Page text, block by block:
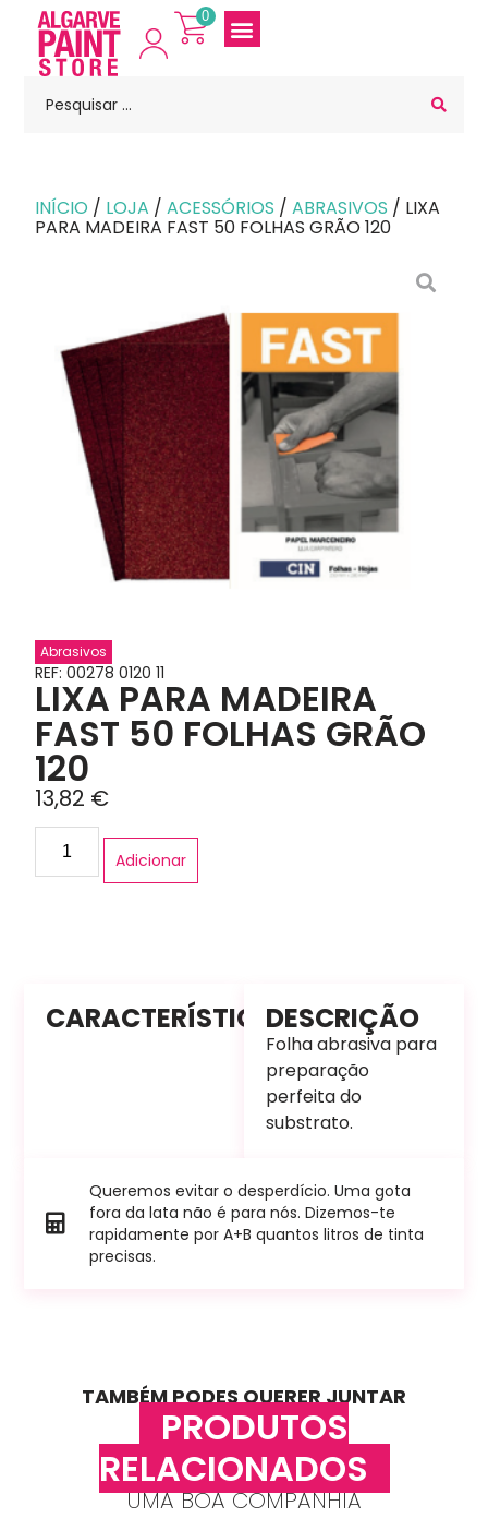
0
INÍCIO / LOJA /ACESSÓRIOS /ABRASIVOS / LIXA
PARA MADEIRA FAST 50 FOLHAS GRÃO 120
Abrasivos
REF: 00278 0120 11
LIXA PARA MADEIRA
FAST 50 FOLHAS GRÃO
120
13,82 €
Adicionar
CARACTERÍSTICASDESCRIÇÃO
Folha abrasiva para
preparação
perfeita do
substrato.
Queremos evitar o desperdício. Uma gota
fora da lata não é para nós. Dizemos-te
rapidamente por A+B quantos litros de tinta
precisas.
TAMBÉM PODES QUERER JUNTAR
PRODUTOS
RELACIONADOS
UMA BOA COMPANHIA